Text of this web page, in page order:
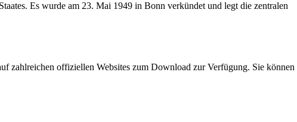
Es wurde am 23. Mai 1949 in Bonn verkündet und legt die zentralen
zahlreichen offiziellen Websites zum Download zur Verfügung. Sie können